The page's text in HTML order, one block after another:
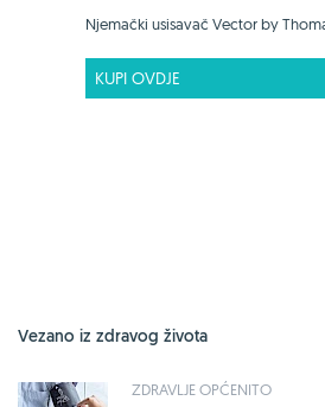
Njemački usisavač Vector by
KUPI OVDJE
Vezano iz zdravog života
ZDRAVLJE OPĆENITO